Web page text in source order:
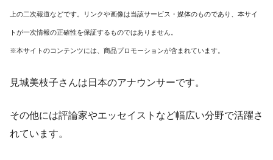
上の二次報道などです。リンクや画像は当該サービス・媒体のものであり、本サイ
トが一次情報の正確性を保証するものではありません。
※本サイトのコンテンツには、商品プロモーションが含まれています。
見城美枝子さんは日本のアナウンサーです。
その他には評論家やエッセイストなど幅広い分野で活躍さ
れています。